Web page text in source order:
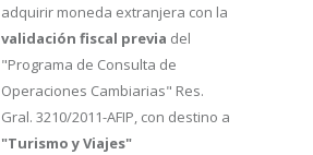
adquirir moneda extranjera con la
validación fiscal previa del
"Programa de Consulta de
Operaciones Cambiarias" Res.
Gral. 3210/2011-AFIP, con destino a
"Turismo y Viajes"